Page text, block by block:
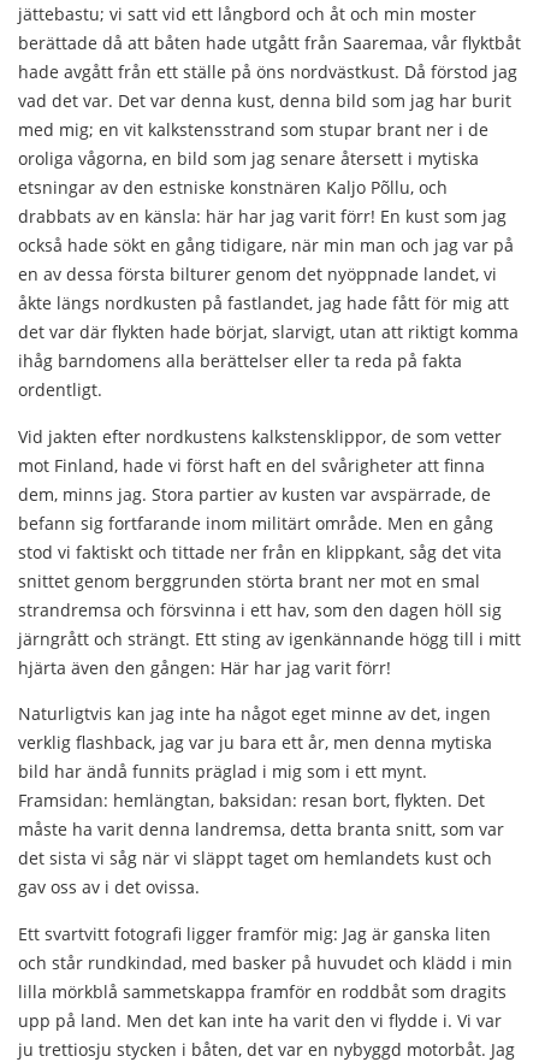
jättebastu; vi satt vid ett långbord och åt och min moster
berättade då att båten hade utgått från Saaremaa, vår flyktbåt
hade avgått från ett ställe på öns nordvästkust. Då förstod jag
vad det var. Det var denna kust, denna bild som jag har burit
med mig; en vit kalkstensstrand som stupar brant ner i de
oroliga vågorna, en bild som jag senare återsett i mytiska
etsningar av den estniske konstnären Kaljo Põllu, och
drabbats av en känsla: här har jag varit förr! En kust som jag
också hade sökt en gång tidigare, när min man och jag var på
en av dessa första bilturer genom det nyöppnade landet, vi
åkte längs nordkusten på fastlandet, jag hade fått för mig att
det var där flykten hade börjat, slarvigt, utan att riktigt komma
ihåg barndomens alla berättelser eller ta reda på fakta
ordentligt.
Vid jakten efter nordkustens kalkstensklippor, de som vetter
mot Finland, hade vi först haft en del svårigheter att finna
dem, minns jag. Stora partier av kusten var avspärrade, de
befann sig fortfarande inom militärt område. Men en gång
stod vi faktiskt och tittade ner från en klippkant, såg det vita
snittet genom berggrunden störta brant ner mot en smal
strandremsa och försvinna i ett hav, som den dagen höll sig
järngrått och strängt. Ett sting av igenkännande högg till i mitt
hjärta även den gången: Här har jag varit förr!
Naturligtvis kan jag inte ha något eget minne av det, ingen
verklig flashback, jag var ju bara ett år, men denna mytiska
bild har ändå funnits präglad i mig som i ett mynt.
Framsidan: hemlängtan, baksidan: resan bort, flykten. Det
måste ha varit denna landremsa, detta branta snitt, som var
det sista vi såg när vi släppt taget om hemlandets kust och
gav oss av i det ovissa.
Ett svartvitt fotografi ligger framför mig: Jag är ganska liten
och står rundkindad, med basker på huvudet och klädd i min
lilla mörkblå sammetskappa framför en roddbåt som dragits
upp på land. Men det kan inte ha varit den vi flydde i. Vi var
ju trettiosju stycken i båten, det var en nybyggd motorbåt. Jag